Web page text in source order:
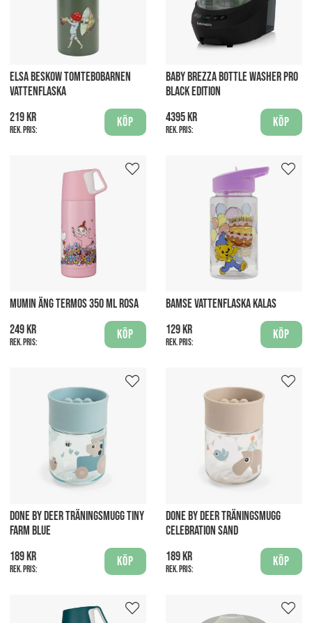
ELSA BESKOW TOMTEBOBARNEN
VATTENFLASKA
219 kr
Rek. pris:
Köp
BABY BREZZA BOTTLE WASHER PRO
BLACK EDITION
4395 kr
Rek. pris:
Köp
MUMIN ÄNG TERMOS 350 ML ROSA
249 kr
Rek. pris:
Köp
BAMSE VATTENFLASKA KALAS
129 kr
Rek. pris:
Köp
DONE BY DEER TRÄNINGSMUGG TINY
FARM BLUE
189 kr
Rek. pris:
Köp
DONE BY DEER TRÄNINGSMUGG
CELEBRATION SAND
189 kr
Rek. pris:
Köp